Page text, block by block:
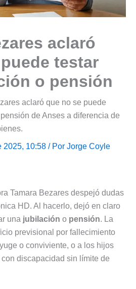
aclaró
testar
o pensión
aclaró que no se puede
de Anses a diferencia de
2025, 10:58 / Por Jorge Coyle
Tamara Bezares despejó dudas
HD. Al hacerlo, dejó en claro
una jubilación o pensión. La
previsional por fallecimiento
o conviviente, o a los hijos
discapacidad sin límite de